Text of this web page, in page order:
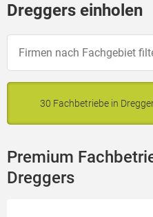
Dreggers einholen
30 Fachbetriebe in
Premium
Dreggers